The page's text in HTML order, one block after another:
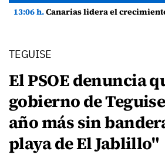
13:06 h.Canarias lidera el crecimiento económico y consolida su
TEGUISE
El PSOE denuncia
gobierno de
año más sin
playa de El Jablillo"